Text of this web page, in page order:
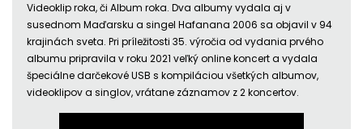
Videoklip roka, či Album roka. Dva albumy vydala aj v
susednom Maďarsku a singel Hafanana 2006 sa objavil v 94
krajinách sveta. Pri príležitosti 35. výročia od vydania prvého
albumu pripravila v roku 2021 veľký online koncert a vydala
špeciálne darčekové USB s kompiláciou všetkých albumov,
videoklipov a singlov, vrátane záznamov z 2 koncertov.